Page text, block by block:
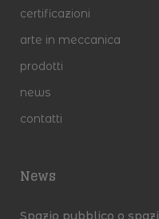
certificazioni
arte in meccanica
prodotti
news
contatti
News
Spazio pubblico o